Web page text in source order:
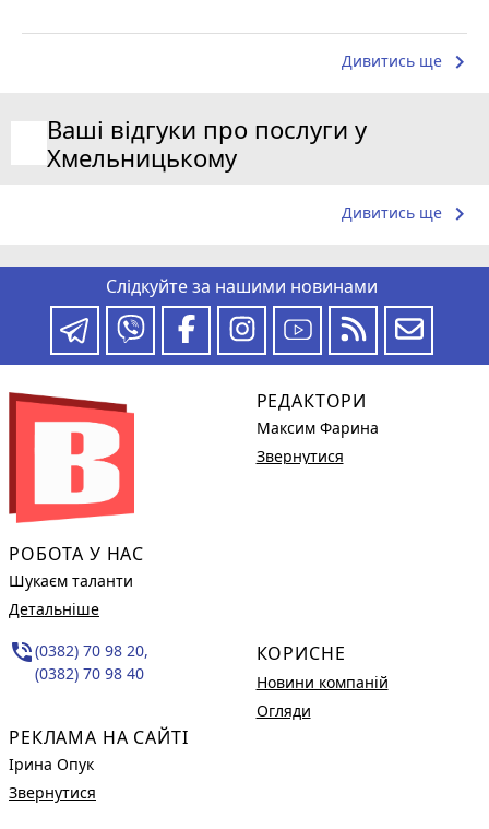
Дивитись ще keyboard_arrow_right
Ваші відгуки про послуги у
Хмельницькому
Дивитись ще keyboard_arrow_right
Слідкуйте за нашими новинами
РОБОТА У НАС
Шукаєм таланти
Детальніше
phone_in_talk(0382) 70 98 20,
(0382) 70 98 40
РЕКЛАМА НА САЙТІ
Ірина Опук
Звернутися
РЕДАКТОРИ
Максим Фарина
Звернутися
КОРИСНЕ
Новини компаній
Огляди